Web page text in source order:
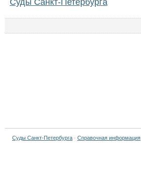
Суды Санкт-Петербурга
Суды Санкт-Петербурга · Справочная информация